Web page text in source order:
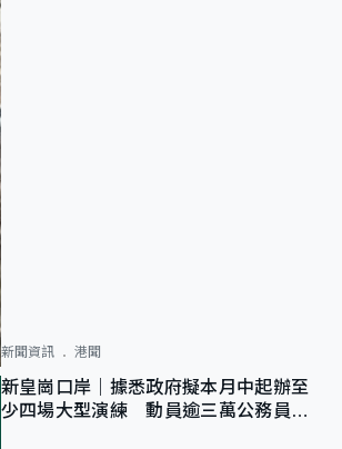
新聞資訊 港聞
新皇崗口岸｜據悉政府擬本月中起辦至
少四場大型演練 動員逾三萬公務員人